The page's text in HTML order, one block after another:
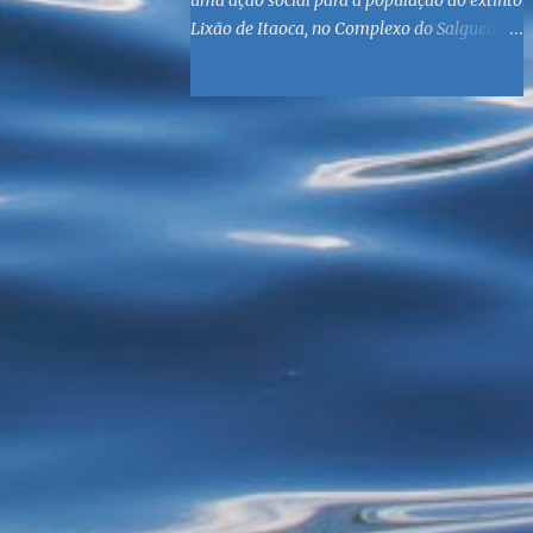
Lixão de Itaoca, no Complexo do Salgueiro,
catadores locais, como comida e material
higiênico, além de atendimento médico. O
Fórum Local espera contar com a
participação de ONGs locais e da população
do município. Aos interessados em
participar, basta se dirigir à Rua Dr.
Feliciano Sodré 82, Sala 104 – Centro, no
pelo telefone (21) 3474-1004 e pelo e-mail
fim de lixões no Brasil até 2014. Os
habitantes da região que viviam do lixo há